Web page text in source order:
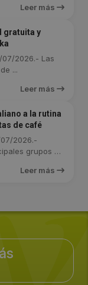
Leer más
gratuita y
07/2026.- Las
...
Leer más
a la rutina
de café
07/2026.-
grupos de
Leer más